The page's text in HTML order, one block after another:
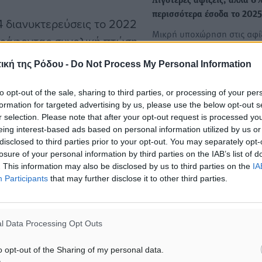
της Ρόδου - Do Not Process My Personal Information
opt-out of the sale, sharing to third parties, or processing of your
for targeted advertising by us, please use the below opt-out
selection. Please note that after your opt-out request is processed
interest-based ads based on personal information utilized by us
to third parties prior to your opt-out. You may separately
of your personal information by third parties on the IAB’s list of
This information may also be disclosed by us to third parties on the
Participants that may further disclose it to other third parties.
Data Processing Opt Outs
opt-out of the Sharing of my personal data.
το 2022
συνολική πτώση
μια συνεχόμενη
υποχώρησε στις 6,5
περαιτέρω στις 5,9
4,5%.
ολοένα και
για μικρότερο
κίνηση
43,3 εκατ. το 2025,
συνοδεύτηκε από
περισσότερα έσοδα το 2025
Μικρή υποχώρηση στις
ταξιδιωτικές εισπράξεις
Γιατί μένουν λιγότερες
Ελλάδα οι τουρίστες -
προορισμούς υψηλής αξίας
Νότιο Αιγαίο
Ο εισερχόμενος τουρισμός
(εξαιρουμένης της